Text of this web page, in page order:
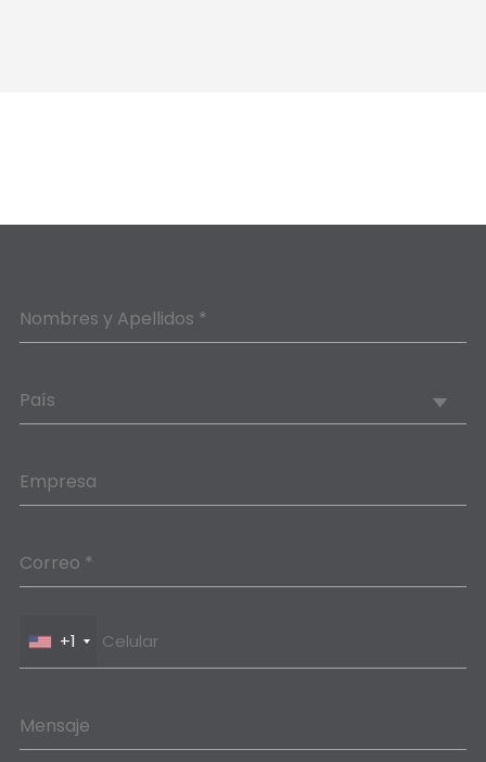
Nombres y Apellidos *
País
Empresa
Correo *
+1
Mensaje